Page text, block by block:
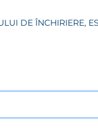
DE ÎNCHIRIERE,